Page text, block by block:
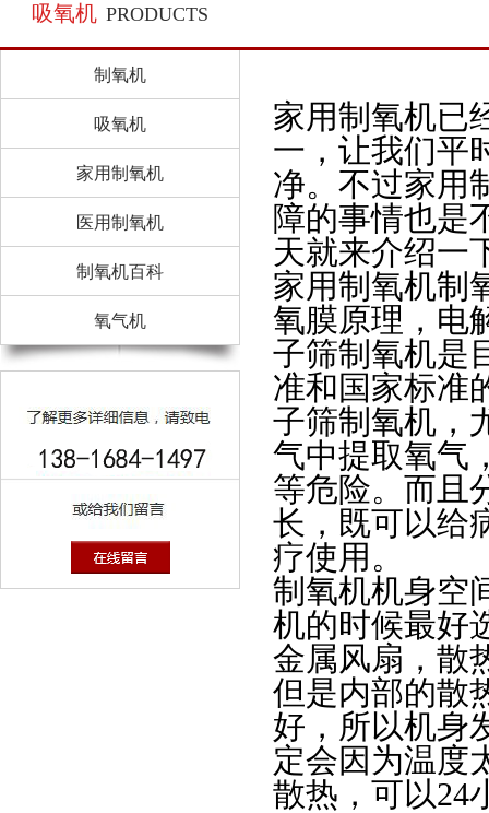
吸氧机 PRODUCTS
制氧机
吸氧机
家用制氧机
医用制氧机
制氧机百科
氧气机
家用制氧机已
一，让我们平
净。不过家用
障的事情也是
天就来介绍一
家用制氧机制
氧膜原理，电
子筛制氧机是
准和国家标准
子筛制氧机，
气中提取氧气
等危险。而且
长，既可以给
疗使用。
制氧机机身空
机的时候最好
金属风扇，散
但是内部的散
好，所以机身
定会因为温度
散热，可以24